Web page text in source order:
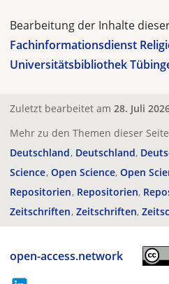
Bearbeitung der Inhalte
Fachinformationsdienst
Universitätsbibliothek
Zuletzt bearbeitet am 28. Juli
Mehr zu den Themen dieser
Deutschland Deutschland
Science Open Science Open
Repositorien Repositorien
Zeitschriften Zeitschriften
open-access.network